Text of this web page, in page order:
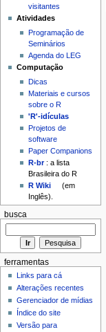
visitantes
Atividades
Programação de
Seminários
Agenda do LEG
Computação
Dicas
Materiais e cursos
sobre o R
'R'-idículas
Projetos de
software
Paper Companions
R-br: a lista
Brasileira do R
R Wiki
(em
Inglês).
busca
ferramentas
Links para cá
Alterações recentes
Gerenciador de mídias
Índice do site
Versão para